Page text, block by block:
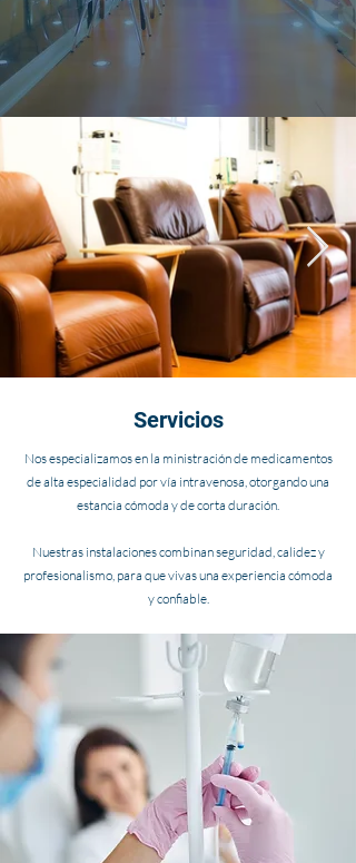
Servicios
Nos especializamos en la ministración de medicamentos
de alta especialidad por vía intravenosa, otorgando una
estancia cómoda y de corta duración.
Nuestras instalaciones combinan seguridad, calidez y
profesionalismo, para que vivas una experiencia cómoda
y confiable.